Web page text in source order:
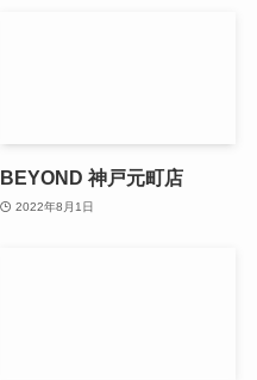
BEYOND 神戸元町店
2022年8月1日